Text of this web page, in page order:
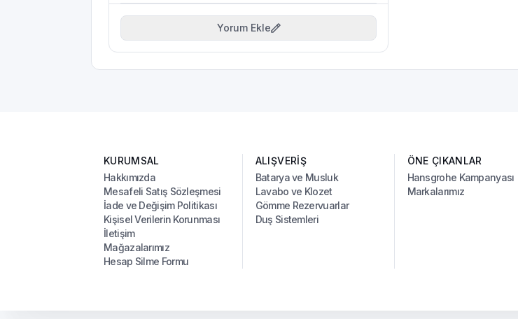
Yorum Ekle
KURUMSAL
Hakkımızda
Mesafeli Satış Sözleşmesi
İade ve Değişim Politikası
Kişisel Verilerin Korunması
İletişim
Mağazalarımız
Hesap Silme Formu
ALIŞVERİŞ
Batarya ve Musluk
Lavabo ve Klozet
Gömme Rezervuarlar
Duş Sistemleri
ÖNE ÇIKANLAR
Hansgrohe Kampanyası
Markalarımız